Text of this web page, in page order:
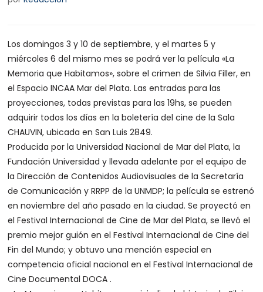
Los domingos 3 y 10 de septiembre, y el martes 5 y
miércoles 6 del mismo mes se podrá ver la película «La
Memoria que Habitamos», sobre el crimen de Silvia Filler, en
el Espacio INCAA Mar del Plata. Las entradas para las
proyecciones, todas previstas para las 19hs, se pueden
adquirir todos los días en la boletería del cine de la Sala
CHAUVIN, ubicada en San Luis 2849.
Producida por la Universidad Nacional de Mar del Plata, la
Fundación Universidad y llevada adelante por el equipo de
la Dirección de Contenidos Audiovisuales de la Secretaría
de Comunicación y RRPP de la UNMDP; la película se estrenó
en noviembre del año pasado en la ciudad. Se proyectó en
el Festival Internacional de Cine de Mar del Plata, se llevó el
premio mejor guión en el Festival Internacional de Cine del
Fin del Mundo; y obtuvo una mención especial en
competencia oficial nacional en el Festival Internacional de
Cine Documental DOCA .